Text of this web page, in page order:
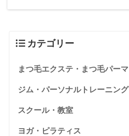
カテゴリー
まつ毛エクステ・まつ毛パーマ
ジム・パーソナルトレーニング
スクール・教室
ヨガ・ピラティス